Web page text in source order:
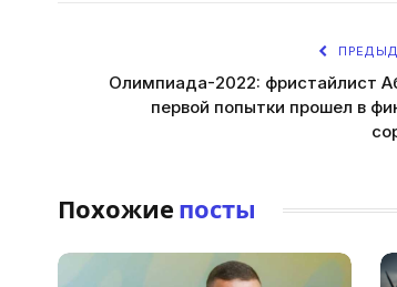
Олимпиада-2022: фристайлист
первой попытки прошел в
Похожие посты